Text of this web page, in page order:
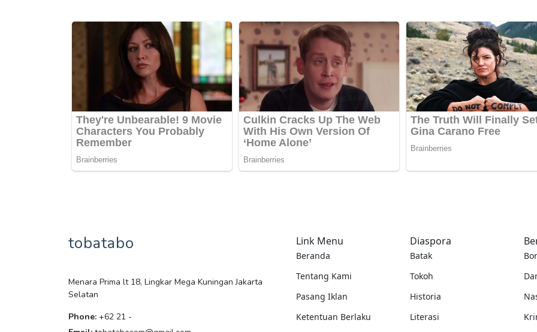
tobatabo
Menara Prima lt 18, Lingkar Mega Kuningan Jakarta
Selatan
Phone: +62 21 -
Link Menu
Beranda
Tentang Kami
Pasang Iklan
Ketentuan Berlaku
Diaspora
Batak
Tokoh
Historia
Literasi